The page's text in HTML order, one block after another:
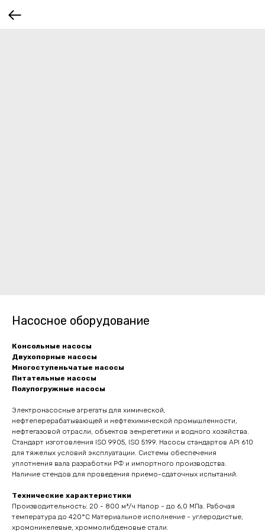
Насосное оборудование
Консольные насосы
Двухопорные насосы
Многоступеньчатые насосы
Питательные насосы
Полупогружные насосы
Электронасосные агрегаты для химической,
нефтеперерабатывающей и нефтехимической промышленности,
нефтегазовой отрасли, объектов эенрегетики и водного хозяйства.
Стандарт изготовления ISO 9905, ISO 5199. Насосы стандартов API 610
для тяжелых условий эксплуатации. Системы обеспечения
уплотнения вала разработки РФ и импортного производства.
Наличие стендов для проведения приемо-сдаточных испытаний.
Технические характеристики
Производительность: 20 - 800 м³/ч Напор - до 6,0 МПа. Рабочая
температура до 420°C Материальное исполнение - углеродистые,
хромоникелевые, хроммолибденовые стали.